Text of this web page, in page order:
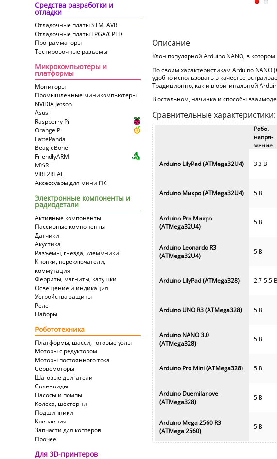
Средства разработки и
отладки
Отладочные платы STM, AVR
Отладочные платы FPGA/CPLD
Программаторы
Тестировочные разъемы
Микрокомпьютеры и
платформы
Мониторы
Промышленные миникомпьютеры
NVIDIA Jetson
Asus
Raspberry Pi
Orange Pi
LattePanda
BeagleBone
FriendlyARM
MYiR
VIRT2REAL
Аксессуары для мини ПК
Электронные компоненты и
радиодетали
Активные компоненты
Пассивные компоненты
Датчики
Акустика
Разъемы, гнезда, клеммники
Кнопки, переключатели,
коммутация
Ферриты, магниты, катушки
Освещение и индикация
Устройства защиты
Реле
Наборы
Робототехника
Платформы, шасси, готовые узлы
Моторы с редуктором
Моторы постоянного тока
Сервомоторы
Шаговые двигатели
Соленоиды
Насосы и помпы
Колеса, шестерни
Подшипники
Крепления
Запчасти для коптеров
Прочее
Для 3D-принтеров
Описание
Клон популярной Arduino NANO, в
По своим характеристикам Arduino
удобно использовать в качестве
Традиционно, как и в оригинальной
В остальном, начинка и способы
Сравнительные характеристики:
Рабо.
напря-
жение
Arduino LilyPad(ATMega32U4) 3.3 В
Arduino Микро(ATMega32U4) 5 В
Arduino Pro Микро
(ATMega32U4)
5 В
Arduino Leonardo R3
(ATMega32U4)
5 В
Arduino LilyPad(ATMega328) 2.7-5.5 В
Arduino UNO R3(ATMega328) 5 В
Arduino NANO 3.0
(ATMega328)
5 В
Arduino Pro Mini(ATMega328) 5 В
Arduino Duemilanove
(ATMega328)
5 В
Arduino Mega 2560 R3
(ATMega 2560)
5 В